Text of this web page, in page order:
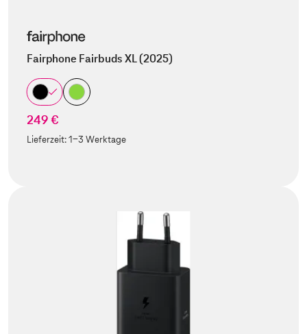
Fairphone Fairbuds XL (2025)
249 €
Lieferzeit:1-3 Werktage